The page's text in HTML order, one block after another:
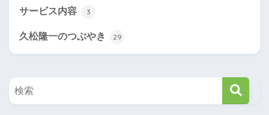
サービス内容 3
久松隆一のつぶやき 29